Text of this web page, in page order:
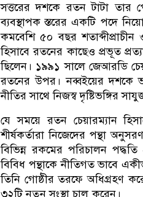
সত্তরের দশকে রতন টাটা তার
ব্যবস্থাপক স্তরের একটি পদে
কমবেশি ৫০ বছর
হিসাবে রতনের কাছেও প্রভূত
ছিলেন। ১৯৯১ সালে জেআরডি
রতনের উপর। নব্বইয়ের দশকে
নীতির সাথে নিজস্ব দৃষ্টিভঙ্গির
যে সময়ে রতন চেয়ারম্যান
শীর্ষকর্তারা নিজেদের পন্থা
বিভিন্ন রকমের পরিচালন
বিবিধ পন্থাকে নীতিগত ভাবে
তিনি গোষ্ঠীর তরফে অধিগ্রহণ
৩২টি নতুন সংস্থা চালু করেন।